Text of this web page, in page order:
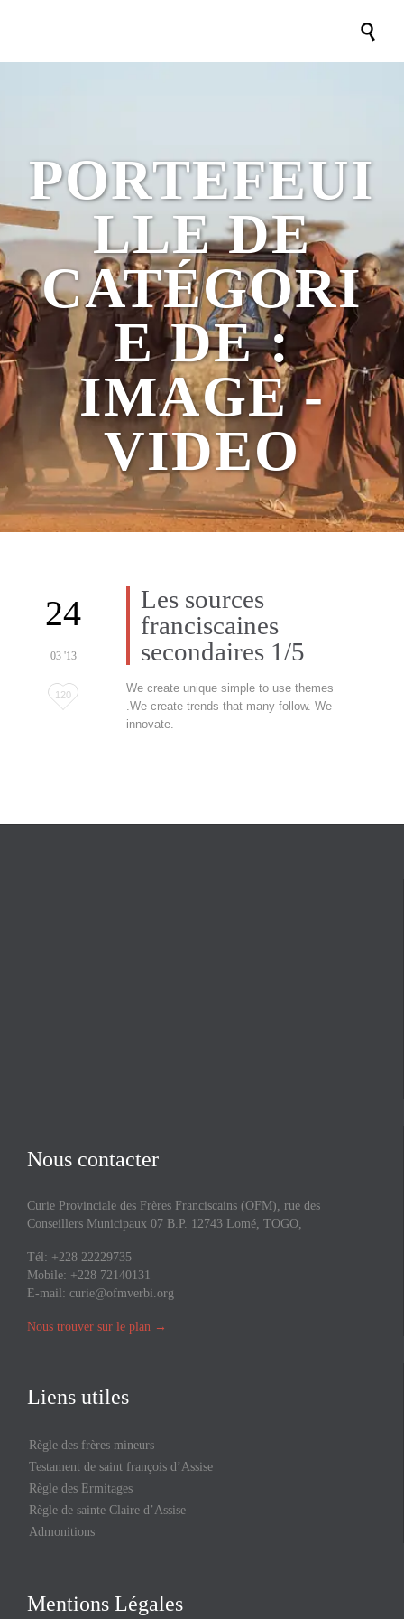

PORTEFEUI
LLE DE
CATÉGORI
E DE :
IMAGE -
VIDEO
24
03 '13
L'amour
120
Les sources
franciscaines
secondaires 1/5
We create unique simple to use themes
.We create trends that many follow. We
innovate.
Nous contacter
Curie Provinciale des Frères Franciscains (OFM), rue des
Conseillers Municipaux 07 B.P. 12743 Lomé, TOGO,
Tél: +228 22229735
Mobile: +228 72140131
E-mail: curie@ofmverbi.org
Nous trouver sur le plan →
Liens utiles
Règle des frères mineurs
Testament de saint françois d’Assise
Règle des Ermitages
Règle de sainte Claire d’Assise
Admonitions
Mentions Légales